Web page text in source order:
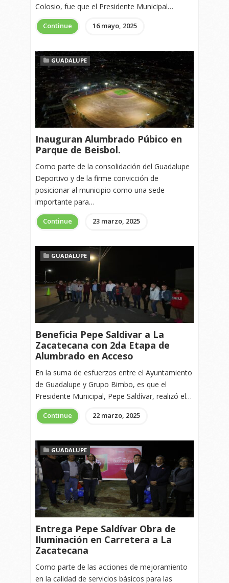
Colosio, fue que el Presidente Municipal…
Continue 16 mayo, 2025
GUADALUPE
Inauguran Alumbrado Púbico en
Parque de Beisbol.
Como parte de la consolidación del Guadalupe
Deportivo y de la firme convicción de
posicionar al municipio como una sede
importante para…
Continue 23 marzo, 2025
GUADALUPE
Beneficia Pepe Saldivar a La
Zacatecana con 2da Etapa de
Alumbrado en Acceso
En la suma de esfuerzos entre el Ayuntamiento
de Guadalupe y Grupo Bimbo, es que el
Presidente Municipal, Pepe Saldívar, realizó el…
Continue 22 marzo, 2025
GUADALUPE
Entrega Pepe Saldívar Obra de
Iluminación en Carretera a La
Zacatecana
Como parte de las acciones de mejoramiento
en la calidad de servicios básicos para las